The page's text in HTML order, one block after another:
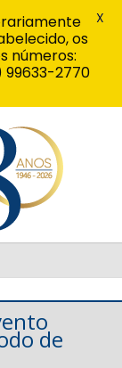
de
os
números:
99633-2770
X